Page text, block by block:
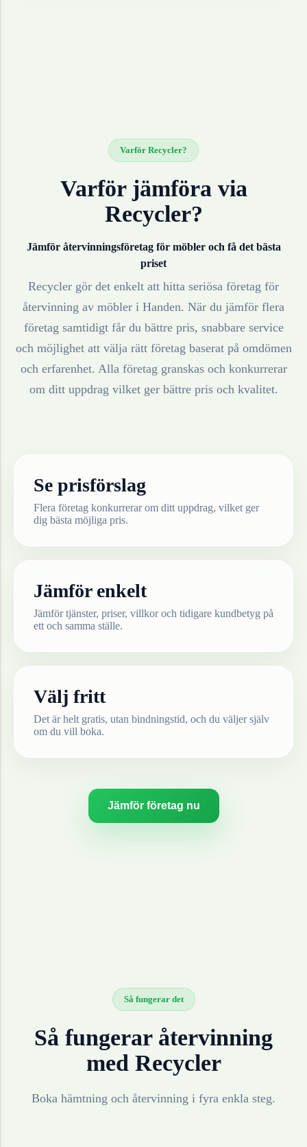
Varför Recycler?
Varför jämföra via
Recycler?
Jämför återvinningsföretag för möbleroch få det bästa
priset
Recycler gör det enkelt att hitta seriösa företag för
återvinning av möbler i Handen. När du jämför flera
företag samtidigt får du bättre pris, snabbare service
och möjlighet att välja rätt företag baserat på omdömen
och erfarenhet. Alla företag granskas och konkurrerar
om ditt uppdrag vilket ger bättre pris och kvalitet.
Se prisförslag
Flera företag konkurrerar om ditt uppdrag, vilket ger
dig bästa möjliga pris.
Jämför enkelt
Jämför tjänster, priser, villkor och tidigare kundbetyg på
ett och samma ställe.
Välj fritt
Det är helt gratis, utan bindningstid, och du väljer själv
om du vill boka.
Jämför företag nu
Så fungerar det
Så fungerar återvinning
med Recycler
Boka hämtning och återvinning i fyra enkla steg.